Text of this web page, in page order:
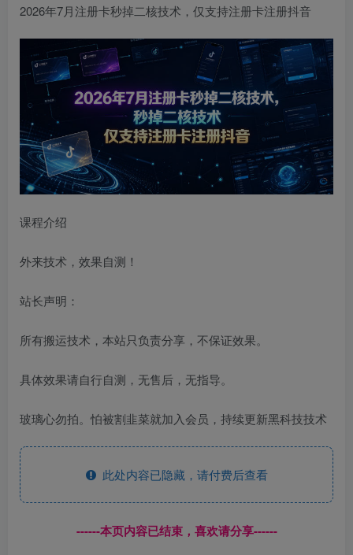
2026年7月注册卡秒掉二核技术，仅支持注册卡注册抖音
课程介绍
外来技术，效果自测！
站长声明：
所有搬运技术，本站只负责分享，不保证效果。
具体效果请自行自测，无售后，无指导。
玻璃心勿拍。怕被割韭菜就加入会员，持续更新黑科技技术
此处内容已隐藏，请付费后查看
------本页内容已结束，喜欢请分享------